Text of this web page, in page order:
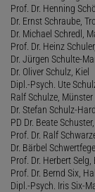
Prof. Dr. Henning
Dr. Ernst Schraube,
Dr. Michael Schredl,
Prof. Dr. Heinz
Dr. Jürgen Schulte-
Dr. Oliver Schulz, Kiel
Dipl.-Psych. Ute
Ralf Schulze, Münster
Dr. Stefan Schulz-
PD Dr. Beate
Prof. Dr. Ralf
Dr. Bärbel
Prof. Dr. Herbert Selg,
Prof. Dr. Bernd Six,
Dipl.-Psych. Iris Six-